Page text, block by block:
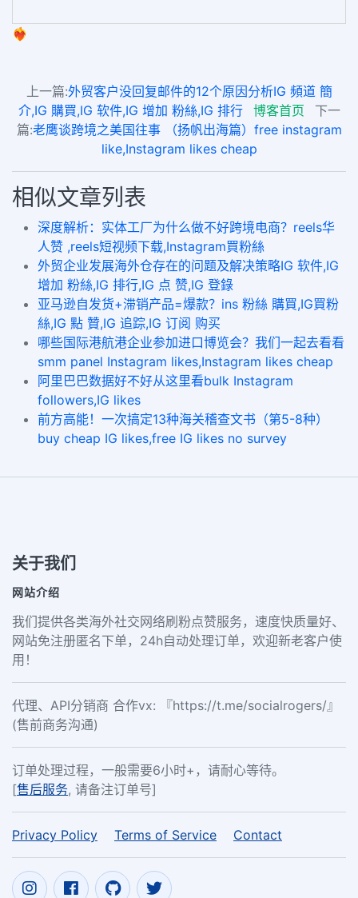
❤️‍🔥
上一篇:外贸客户没回复邮件的12个原因分析IG 頻道 簡
介,IG 購買,IG 软件,IG 增加 粉絲,IG 排行
博客首页
下一
篇:老鹰谈跨境之美国往事 （扬帆出海篇）free instagram
like,Instagram likes cheap
相似文章列表
深度解析：实体工厂为什么做不好跨境电商？reels华
人赞 ,reels短视频下载,Instagram買粉絲
外贸企业发展海外仓存在的问题及解决策略IG 软件,IG
增加 粉絲,IG 排行,IG 点 赞,IG 登錄
亚马逊自发货+滞销产品=爆款？ins 粉絲 購買,IG買粉
絲,IG 點 贊,IG 追踪,IG 订阅 购买
哪些国际港航港企业参加进口博览会？我们一起去看看
smm panel Instagram likes,Instagram likes cheap
阿里巴巴数据好不好从这里看bulk Instagram
followers,IG likes
前方高能！一次搞定13种海关稽查文书（第5-8种）
buy cheap IG likes,free IG likes no survey
关于我们
网站介绍
我们提供各类海外社交网络刷粉点赞服务，速度快质量好、
网站免注册匿名下单，24h自动处理订单，欢迎新老客户使
用！
代理、API分销商 合作vx: 『https://t.me/socialrogers/』
(售前商务沟通)
订单处理过程，一般需要6小时+，请耐心等待。
[售后服务, 请备注订单号]
Privacy Policy Terms of Service Contact